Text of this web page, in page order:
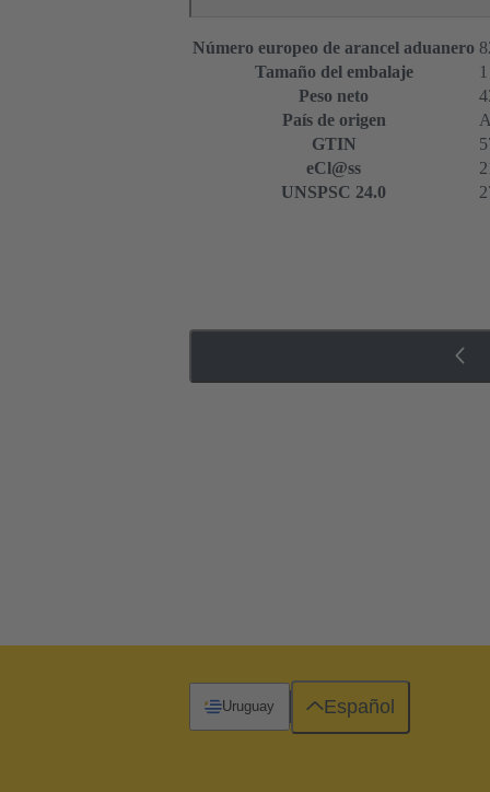
Número europeo de arancel aduanero
Tamaño del embalaje
1
Peso neto
País de origen
GTIN
eCl@ss
UNSPSC 24.0
Uruguay Español